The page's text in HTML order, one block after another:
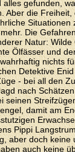
alles gefunden,
Aber die
Situationen
Die
Natur:
Ölfässer und
nichts
Detektive
- bei all den
nach
seinen
damit am
Pippi
aber doch keine
auch keine